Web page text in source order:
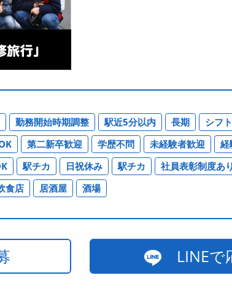
勤務開始時期調整 駅近5分以内 長期 シフ
第二新卒歓迎 学歴不問 未経験者歓迎
経
駅チカ 日祝休み 駅チカ 社員表彰制度あり
食店 居酒屋 酒場
LINEで